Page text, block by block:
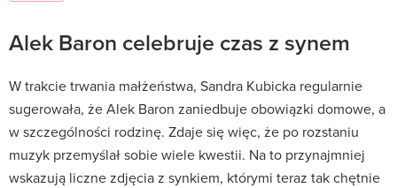
Alek Baron celebruje czas z synem
W trakcie trwania małżeństwa, Sandra Kubicka regularnie
sugerowała, że Alek Baron zaniedbuje obowiązki domowe, a
w szczególności rodzinę. Zdaje się więc, że po rozstaniu
muzyk przemyślał sobie wiele kwestii. Na to przynajmniej
wskazują liczne zdjęcia z synkiem, którymi teraz tak chętnie